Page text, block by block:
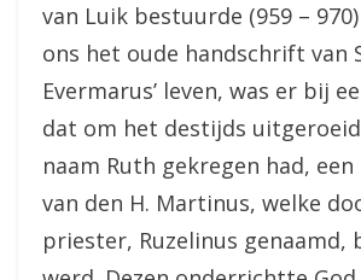
van Luik bestuurde (959 –
ons het oude handschrift van
Evermarus’ leven, was er bij
dat om het destijds
naam Ruth gekregen had,
van den H. Martinus, welke
priester, Ruzelinus genaamd,